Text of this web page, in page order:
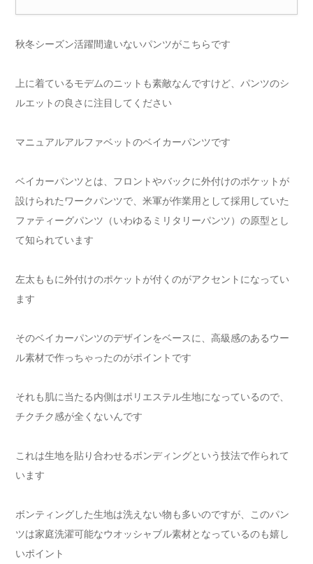
秋冬シーズン活躍間違いないパンツがこちらです
上に着ているモデムのニットも素敵なんですけど、パンツのシ
ルエットの良さに注目してください
マニュアルアルファベットのベイカーパンツです
ベイカーパンツとは、フロントやバックに外付けのポケットが
設けられたワークパンツで、米軍が作業用として採用していた
ファティーグパンツ（いわゆるミリタリーパンツ）の原型とし
て知られています
左太ももに外付けのポケットが付くのがアクセントになってい
ます
そのベイカーパンツのデザインをベースに、高級感のあるウー
ル素材で作っちゃったのがポイントです
それも肌に当たる内側はポリエステル生地になっているので、
チクチク感が全くないんです
これは生地を貼り合わせるボンディングという技法で作られて
います
ボンティングした生地は洗えない物も多いのですが、このパン
ツは家庭洗濯可能なウオッシャブル素材となっているのも嬉し
いポイント